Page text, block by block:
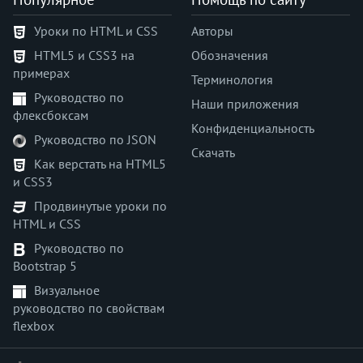
scrollbar-color
scrollbar-gutter
scrollbar-width
tab-size
table-layout
text-align
text-align-last
text-decoration
text-decoration-color
text-decoration-line
text-decoration-skip-ink
text-decoration-style
text-decoration-thickness
text-emphasis
text-emphasis-color
text-emphasis-position
text-emphasis-style
Уроки по HTML и CSS
HTML5 и CSS3 на
примерах
Руководство по
флексбоксам
Руководство по JSON
Как верстать на HTML5
и CSS3
Продвинутые уроки по
HTML и CSS
Руководство по
Bootstrap 5
Визуальное
руководство по свойствам
flexbox
Авторы
Обозначения
Терминология
Наши приложения
Конфиденциальность
Скачать